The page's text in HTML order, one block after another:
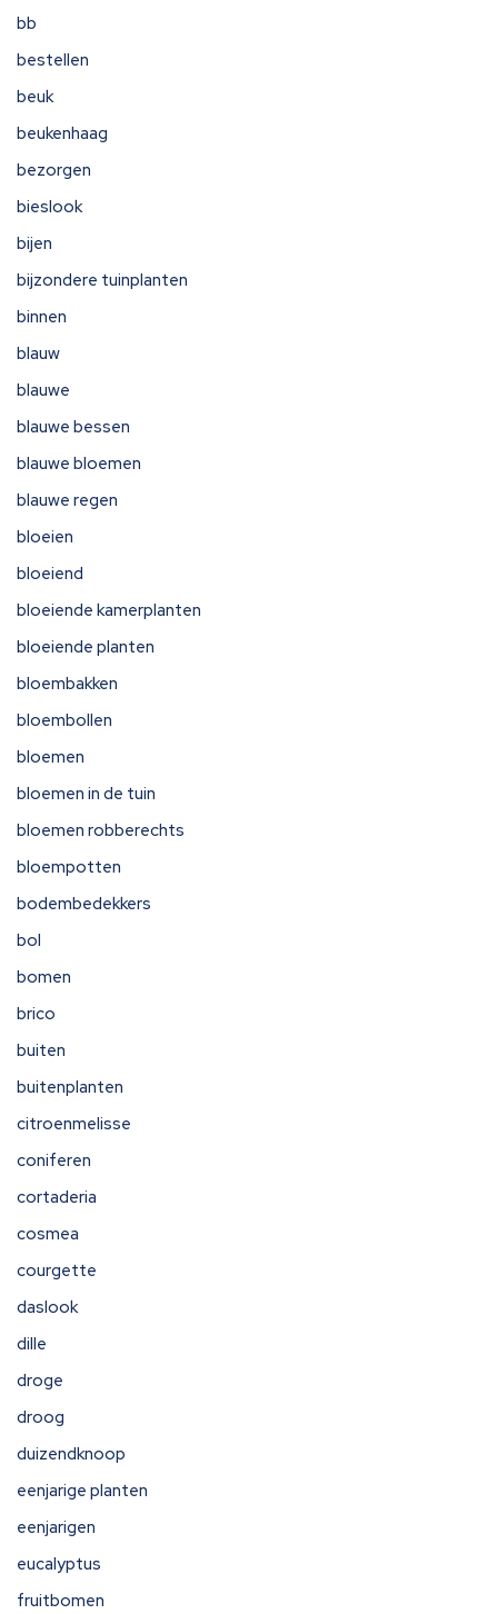
bb
bestellen
beuk
beukenhaag
bezorgen
bieslook
bijen
bijzondere tuinplanten
binnen
blauw
blauwe
blauwe bessen
blauwe bloemen
blauwe regen
bloeien
bloeiend
bloeiende kamerplanten
bloeiende planten
bloembakken
bloembollen
bloemen
bloemen in de tuin
bloemen robberechts
bloempotten
bodembedekkers
bol
bomen
brico
buiten
buitenplanten
citroenmelisse
coniferen
cortaderia
cosmea
courgette
daslook
dille
droge
droog
duizendknoop
eenjarige planten
eenjarigen
eucalyptus
fruitbomen